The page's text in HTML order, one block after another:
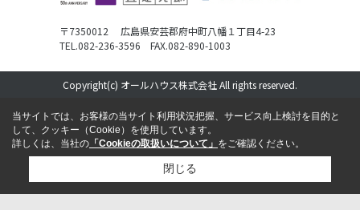
〒7350012 広島県安芸郡府中町八幡１丁目4-23
TEL.082-236-3596 FAX.082-890-1003
Copyright(c) オールハウス株式会社 All rights reserved.
当サイトでは、お客様の当サイト利用状況把握、サービス向上検討を目的と
して、クッキー（Cookie）を使用しています。
詳しくは、当社の 「Cookieの取扱いについて」 をご確認ください。
閉じる